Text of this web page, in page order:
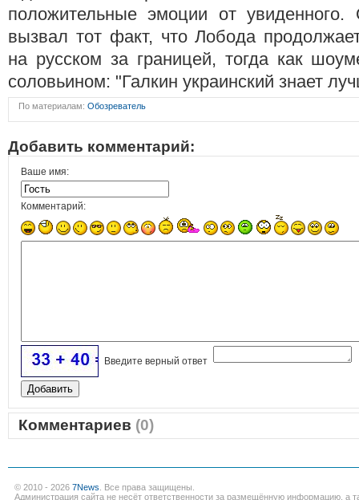
положительные эмоции от увиденного.
вызвал тот факт, что Лобода
на русском за границей, тогда как
соловьином: "Галкин украинский знает
По материалам: Обозреватель
Добавить комментарий:
Ваше имя:
Комментарий:
Введите верный ответ
Комментариев (0)
© 2010 - 2026 7News . Все права защищены.
Администрация сайта не несёт ответственности за размещённую информацию, а